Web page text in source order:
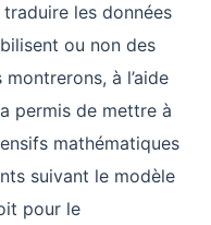
les données
ou non des
à l’aide
permis de mettre à
mathématiques
suivant le modèle
pour le